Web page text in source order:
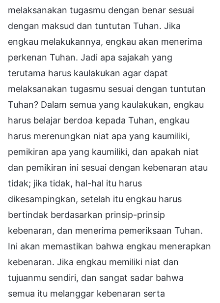
melaksanakan tugasmu dengan benar sesuai
dengan maksud dan tuntutan Tuhan. Jika
engkau melakukannya, engkau akan menerima
perkenan Tuhan. Jadi apa sajakah yang
terutama harus kaulakukan agar dapat
melaksanakan tugasmu sesuai dengan tuntutan
Tuhan? Dalam semua yang kaulakukan, engkau
harus belajar berdoa kepada Tuhan, engkau
harus merenungkan niat apa yang kaumiliki,
pemikiran apa yang kaumiliki, dan apakah niat
dan pemikiran ini sesuai dengan kebenaran atau
tidak; jika tidak, hal-hal itu harus
dikesampingkan, setelah itu engkau harus
bertindak berdasarkan prinsip-prinsip
kebenaran, dan menerima pemeriksaan Tuhan.
Ini akan memastikan bahwa engkau menerapkan
kebenaran. Jika engkau memiliki niat dan
tujuanmu sendiri, dan sangat sadar bahwa
semua itu melanggar kebenaran serta